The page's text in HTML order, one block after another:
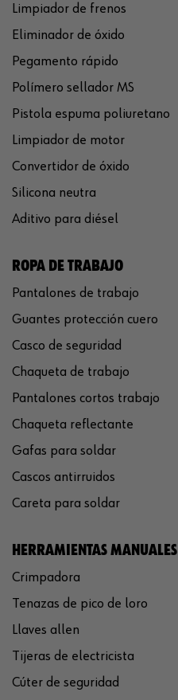
Limpiador de frenos
Eliminador de óxido
Pegamento rápido
Polímero sellador MS
Pistola espuma poliuretano
Limpiador de motor
Convertidor de óxido
Silicona neutra
Aditivo para diésel
ROPA DE TRABAJO
Pantalones de trabajo
Guantes protección cuero
Casco de seguridad
Chaqueta de trabajo
Pantalones cortos trabajo
Chaqueta reflectante
Gafas para soldar
Cascos antirruidos
Careta para soldar
HERRAMIENTAS MANUALES
Crimpadora
Tenazas de pico de loro
Llaves allen
Tijeras de electricista
Cúter de seguridad